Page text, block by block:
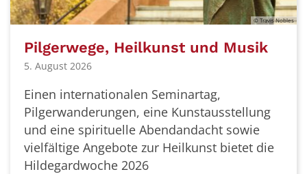
© Travis Nobles
Pilgerwege, Heilkunst und Musik
5. August 2026
Einen internationalen Seminartag,
Pilgerwanderungen, eine Kunstausstellung
und eine spirituelle Abendandacht sowie
vielfältige Angebote zur Heilkunst bietet die
Hildegardwoche 2026